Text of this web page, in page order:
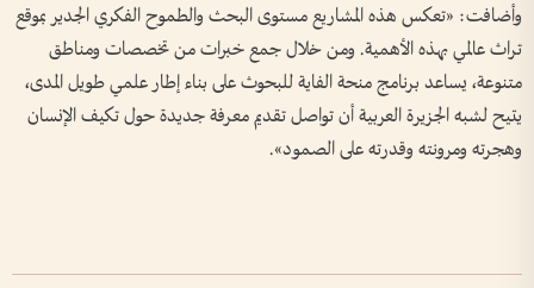
وأضافت: «تعكس هذه المشاريع مستوى البحث والطموح الفكري الجدير بموقع
تراث عالمي بهذه الأهمية. ومن خلال جمع خبرات من تخصصات ومناطق
متنوعة، يساعد برنامج منحة الفاية للبحوث على بناء إطار علمي طويل المدى،
يتيح لشبه الجزيرة العربية أن تواصل تقديم معرفة جديدة حول تكيف الإنسان
وهجرته ومرونته وقدرته على الصمود».